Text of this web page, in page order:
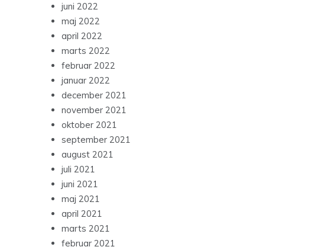
juni 2022
maj 2022
april 2022
marts 2022
februar 2022
januar 2022
december 2021
november 2021
oktober 2021
september 2021
august 2021
juli 2021
juni 2021
maj 2021
april 2021
marts 2021
februar 2021